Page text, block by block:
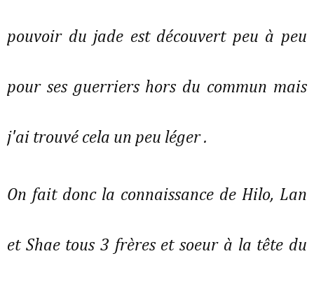
pouvoir du jade est découvert peu à peu
pour ses guerriers hors du commun mais
j'ai trouvé cela un peu léger .
On fait donc la connaissance de Hilo, Lan
et Shae tous 3 frères et soeur à la tête du